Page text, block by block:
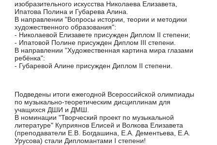
изобразительного искусства Николаева Елизавета,
Ипатова Полина и Губарева Алина.
В направлении "Вопросы истории, теории и методики
художественного образования":
- Николаевой Елизавете присужден Диплом II степени;
- Ипатовой Полине присужден Диплом III степени.
В направлении "Художественная картина мира глазами
ребёнка":
- Губаревой Алине присужден Диплом II степени.
Подведены итоги ежегодной Всероссийской олимпиады
по музыкально-теоретическим дисциплинам для
учащихся ДШИ и ДМШ.
В номинации "Творческий проект по музыкальной
литературе" Куприянов Елисей и Волкова Елизавета
(преподаватели Е.В. Богдашина, Е.А. Дементьева, Е.А.
Урусова) стали Дипломантами I степени!